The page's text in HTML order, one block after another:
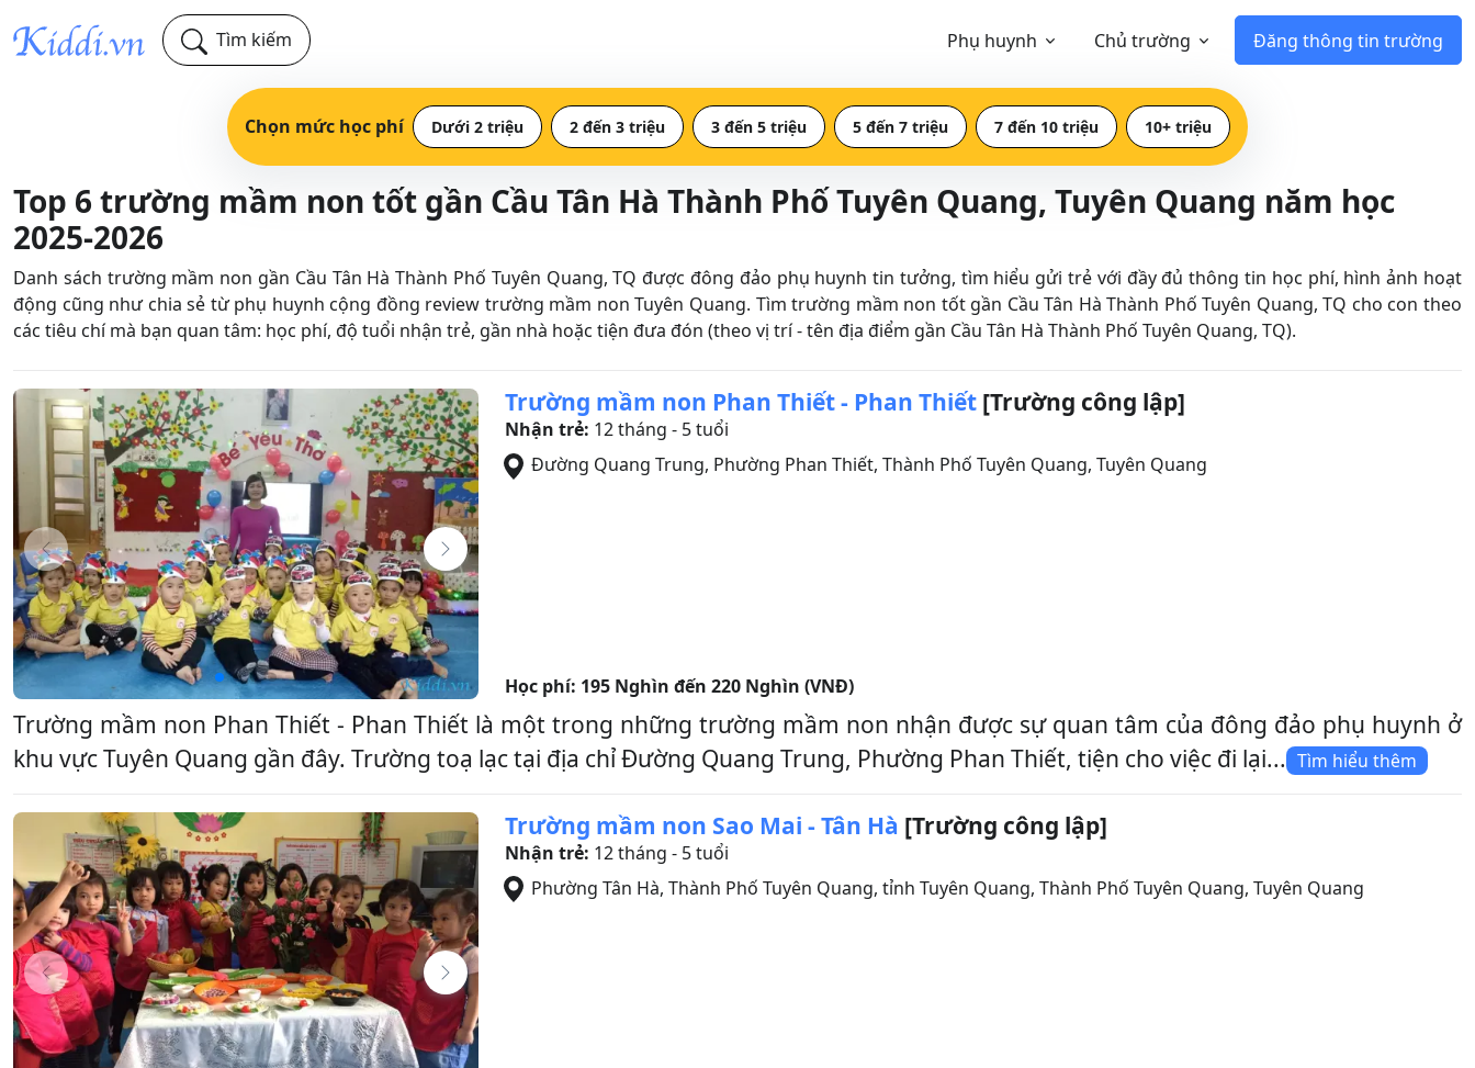
Tìm kiếm Phụ huynh Chủ trường Đăng thông tin trường
Chọn mức học phí Dưới 2 triệu 2 đến 3 triệu 3 đến 5 triệu 5 đến 7 triệu 7 đến 10 triệu 10+ triệu
Top 6 trường mầm non tốt gần Cầu Tân Hà Thành Phố Tuyên Quang, Tuyên Quang năm học
2025-2026
Danh sách trường mầm non gần Cầu Tân Hà Thành Phố Tuyên Quang, TQ được đông đảo phụ huynh tin tưởng, tìm hiểu gửi trẻ với đầy đủ thông tin học phí, hình ảnh hoạt
động cũng như chia sẻ từ phụ huynh cộng đồng review trường mầm non Tuyên Quang. Tìm trường mầm non tốt gần Cầu Tân Hà Thành Phố Tuyên Quang, TQ cho con theo
các tiêu chí mà bạn quan tâm: học phí, độ tuổi nhận trẻ, gần nhà hoặc tiện đưa đón (theo vị trí - tên địa điểm gần Cầu Tân Hà Thành Phố Tuyên Quang, TQ).
Trường mầm non Phan Thiết - Phan Thiết[Trường công lập]
Nhận trẻ: 12 tháng - 5 tuổi
Đường Quang Trung, Phường Phan Thiết, Thành Phố Tuyên Quang, Tuyên Quang
Học phí: 195 Nghìn đến 220 Nghìn (VNĐ)
Trường mầm non Phan Thiết - Phan Thiết là một trong những trường mầm non nhận được sự quan tâm của đông đảo phụ huynh ở
khu vực Tuyên Quang gần đây. Trường toạ lạc tại địa chỉ Đường Quang Trung, Phường Phan Thiết, tiện cho việc đi lại... Tìm hiểu thêm
Trường mầm non Sao Mai - Tân Hà [Trường công lập]
Nhận trẻ: 12 tháng - 5 tuổi
Phường Tân Hà, Thành Phố Tuyên Quang, tỉnh Tuyên Quang, Thành Phố Tuyên Quang, Tuyên Quang